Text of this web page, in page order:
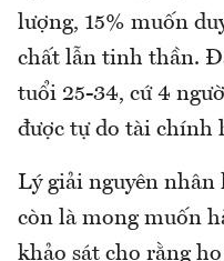
lượng, 15% muốn
chất lẫn tinh thần.
tuổi 25-34, cứ 4
được tự do tài chính
Lý giải nguyên nhân
còn là mong muốn
khảo sát cho rằng